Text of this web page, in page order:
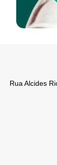
Rua Alcides